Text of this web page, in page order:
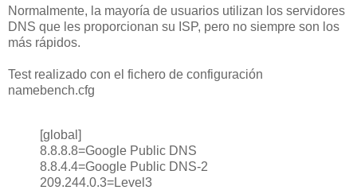
Normalmente, la mayoría de usuarios utilizan los servidores
DNS que les proporcionan su ISP, pero no siempre son los
más rápidos.
Test realizado con el fichero de configuración
namebench.cfg
[global]
8.8.8.8=Google Public DNS
8.8.4.4=Google Public DNS-2
209.244.0.3=Level3